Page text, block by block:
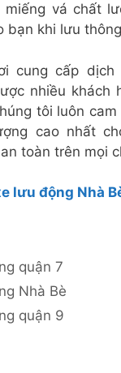
miếng vá chất
bạn khi lưu
cung cấp dịch
nhiều khách
tôi luôn
cao nhất
toàn trên mọi
lưu động Nhà
quận 7
Nhà Bè
quận 9